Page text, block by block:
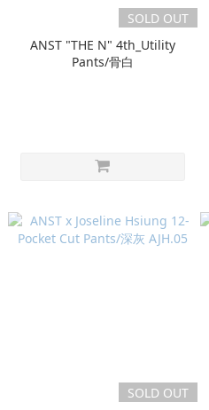
SOLD OUT
ANST "THE N" 4th_Utility
Pants/骨白
SOLD OUT